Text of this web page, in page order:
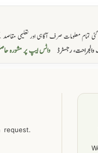
تمام معلومات صرف آگاہی اور تعلیمی
رجسٹرڈ واٹس ایپ پر مشورہ
request.